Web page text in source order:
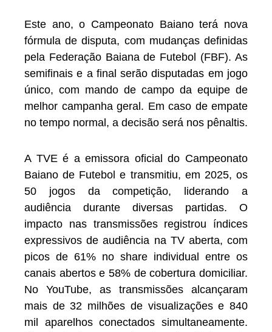
Este ano, o Campeonato Baiano terá nova
fórmula de disputa, com mudanças definidas
pela Federação Baiana de Futebol (FBF). As
semifinais e a final serão disputadas em jogo
único, com mando de campo da equipe de
melhor campanha geral. Em caso de empate
no tempo normal, a decisão será nos pênaltis.
A TVE é a emissora oficial do Campeonato
Baiano de Futebol e transmitiu, em 2025, os
50 jogos da competição, liderando a
audiência durante diversas partidas. O
impacto nas transmissões registrou índices
expressivos de audiência na TV aberta, com
picos de 61% no share individual entre os
canais abertos e 58% de cobertura domiciliar.
No YouTube, as transmissões alcançaram
mais de 32 milhões de visualizações e 840
mil aparelhos conectados simultaneamente.